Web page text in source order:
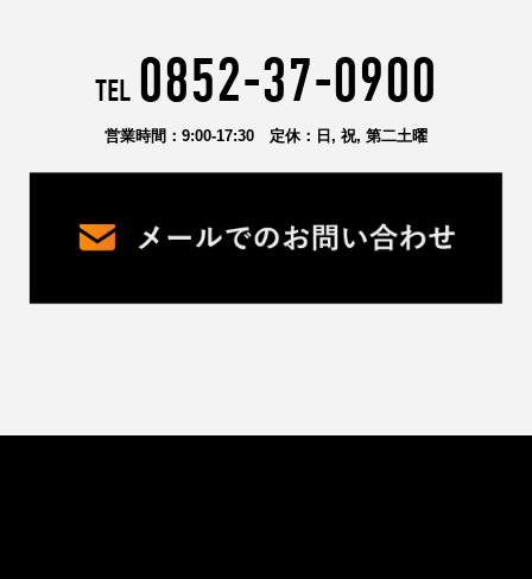
TEL 0852-37-0900
営業時間 ：9:00-17:30 定休：日, 祝, 第二土曜